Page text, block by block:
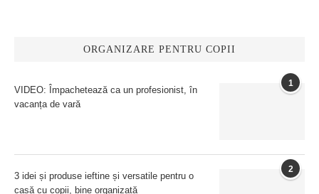
ORGANIZARE PENTRU COPII
1
VIDEO: Împachetează ca un profesionist, în
vacanța de vară
2
3 idei și produse ieftine și versatile pentru o
casă cu copii, bine organizată